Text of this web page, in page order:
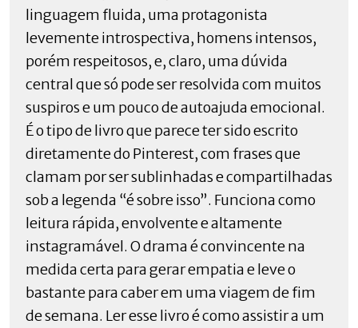
linguagem fluida, uma protagonista
levemente introspectiva, homens intensos,
porém respeitosos, e, claro, uma dúvida
central que só pode ser resolvida com muitos
suspiros e um pouco de autoajuda emocional.
É o tipo de livro que parece ter sido escrito
diretamente do Pinterest, com frases que
clamam por ser sublinhadas e compartilhadas
sob a legenda “é sobre isso”. Funciona como
leitura rápida, envolvente e altamente
instagramável. O drama é convincente na
medida certa para gerar empatia e leve o
bastante para caber em uma viagem de fim
de semana. Ler esse livro é como assistir a um